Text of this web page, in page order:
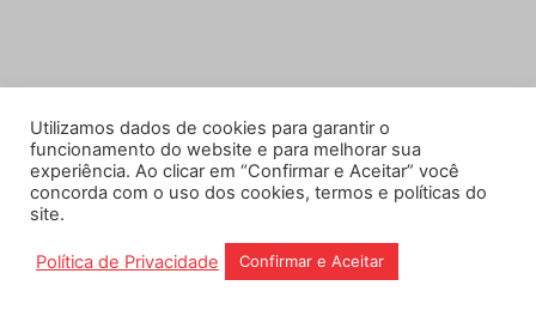
Utilizamos dados de cookies para garantir o
funcionamento do website e para melhorar sua
experiência. Ao clicar em “Confirmar e Aceitar” você
concorda com o uso dos cookies, termos e políticas do
site.
Política de Privacidade Confirmar e Aceitar